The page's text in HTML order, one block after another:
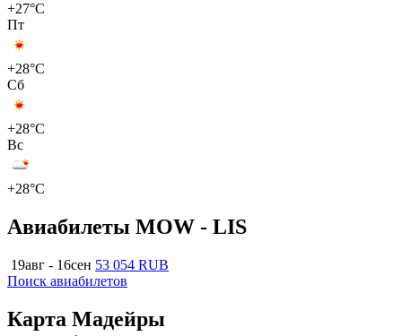
+27°C
Пт
+28°C
Сб
+28°C
Вс
+28°C
Авиабилеты MOW - LIS
19авг - 16сен 53 054 RUB
Поиск авиабилетов
Карта Мадейры